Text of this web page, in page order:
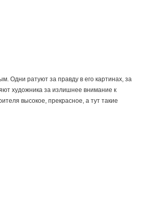
Одни ратуют за правду в его картинах, за
художника за излишнее внимание к
высокое, прекрасное, а тут такие